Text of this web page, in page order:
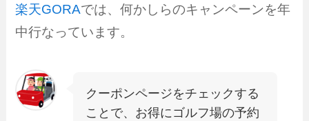
楽天GORAでは、何かしらのキャンペーンを年
中行なっています。
クーポンページをチェックする
ことで、お得にゴルフ場の予約